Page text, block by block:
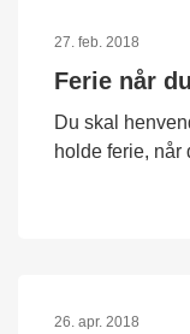
27. feb. 2018
Ferie når
Du skal
holde ferie,
26. apr. 2018